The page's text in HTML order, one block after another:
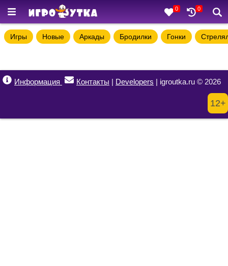
0 0
Игры Новые Аркады Бродилки Гонки
Информация Контакты | Developers | igroutka.ru © 2026
12+